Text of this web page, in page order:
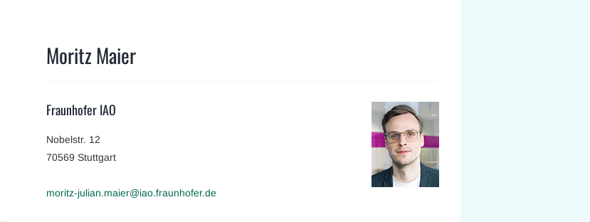
Moritz Maier
Fraunhofer IAO
Nobelstr. 12
70569 Stuttgart
moritz-julian.maier@iao.fraunhofer.de